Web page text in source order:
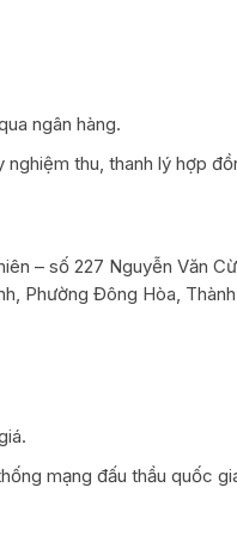
ngân hàng.
thu, thanh lý hợp
– số 227 Nguyễn Văn
Phường Đông Hòa,
mạng đấu thầu quốc